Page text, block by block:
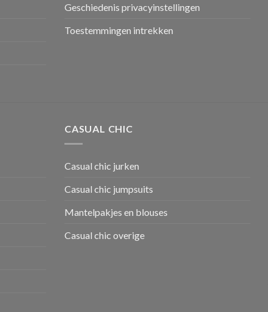
Geschiedenis privacyinstellingen
Toestemmingen intrekken
CASUAL CHIC
Casual chic jurken
Casual chic jumpsuits
Mantelpakjes en blouses
Casual chic overige